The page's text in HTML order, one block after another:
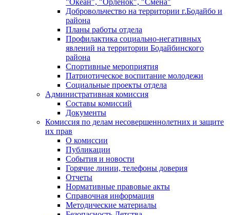
"Океан", "Орленок", "Смена"
Добровольчество на территории г.Бодайбо и
района
Планы работы отдела
Профилактика социально-негативных
явлений на территории Бодайбинского
района
Спортивные мероприятия
Патриотическое воспитание молодежи
Социальные проекты отдела
Административная комиссия
Составы комиссий
Документы
Комиссия по делам несовершеннолетних и защите
их прав
О комиссии
Публикации
События и новости
Горячие линии, телефоны доверия
Отчеты
Нормативные правовые акты
Справочная информация
Методические материалы